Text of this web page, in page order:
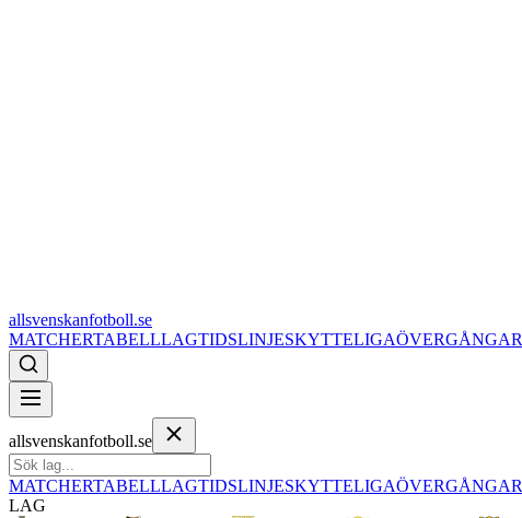
allsvenskanfotboll.se
MATCHERTABELLLAGTIDSLINJESKYTTELIGAÖVERGÅNGAR
allsvenskanfotboll.se
MATCHERTABELLLAGTIDSLINJESKYTTELIGAÖVERGÅNGAR
LAG